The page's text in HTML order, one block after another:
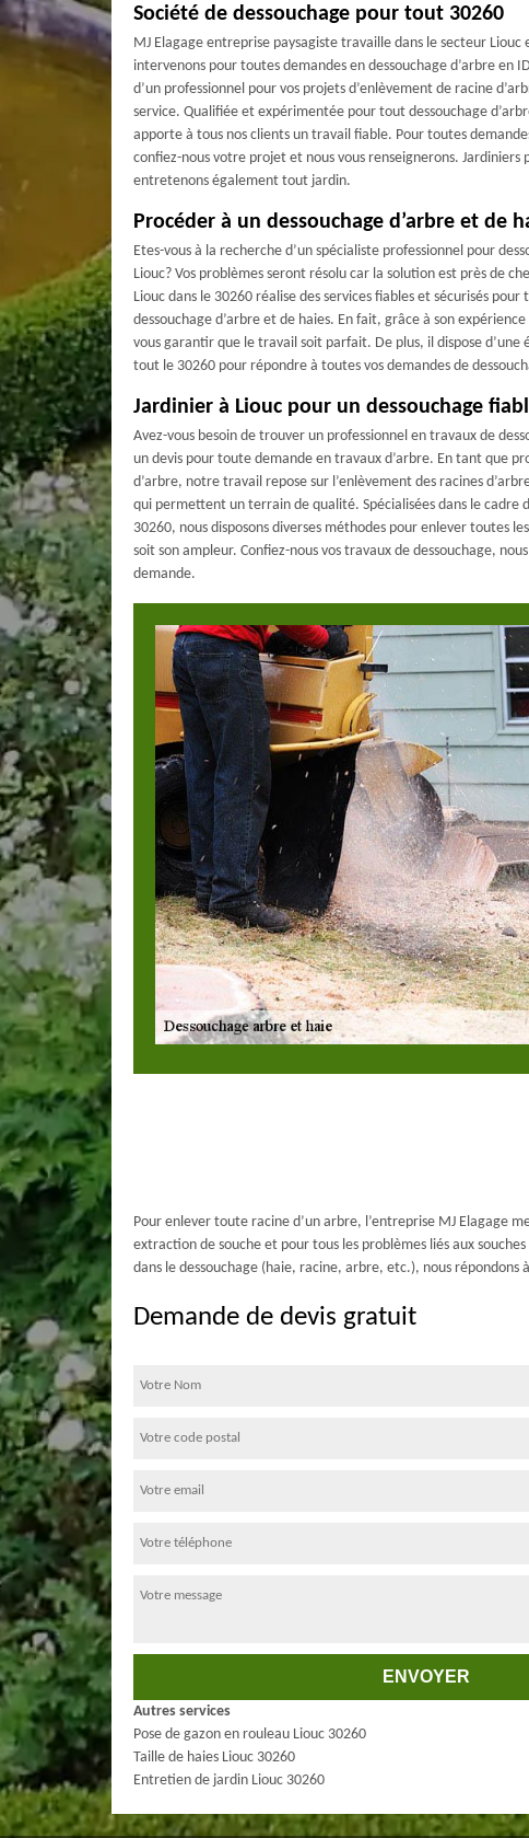
Société de dessouchage pour tout 30260
MJ Elagage entreprise paysagiste travaille dans le secteur
intervenons pour toutes demandes en dessouchage d’arbre en
d’un professionnel pour vos projets d’enlèvement de racine
service. Qualifiée et expérimentée pour tout dessouchage
apporte à tous nos clients un travail fiable. Pour toutes
confiez-nous votre projet et nous vous renseignerons. Jardiniers
entretenons également tout jardin.
Procéder à un dessouchage d’arbre et de
Etes-vous à la recherche d’un spécialiste professionnel pour
Liouc? Vos problèmes seront résolu car la solution est près de
Liouc dans le 30260 réalise des services fiables et sécurisés
dessouchage d’arbre et de haies. En fait, grâce à son
vous garantir que le travail soit parfait. De plus, il dispose d’une
tout le 30260 pour répondre à toutes vos demandes de
Jardinier à Liouc pour un dessouchage
Avez-vous besoin de trouver un professionnel en travaux de
un devis pour toute demande en travaux d’arbre. En tant que
d’arbre, notre travail repose sur l’enlèvement des racines
qui permettent un terrain de qualité. Spécialisées dans le cadre
30260, nous disposons diverses méthodes pour enlever toutes
soit son ampleur. Confiez-nous vos travaux de dessouchage,
demande.
Pour enlever toute racine d’un arbre, l’entreprise MJ Elagage
extraction de souche et pour tous les problèmes liés aux
dans le dessouchage (haie, racine, arbre, etc.), nous
Demande de devis gratuit
Autres services
Pose de gazon en rouleau Liouc 30260
Taille de haies Liouc 30260
Entretien de jardin Liouc 30260